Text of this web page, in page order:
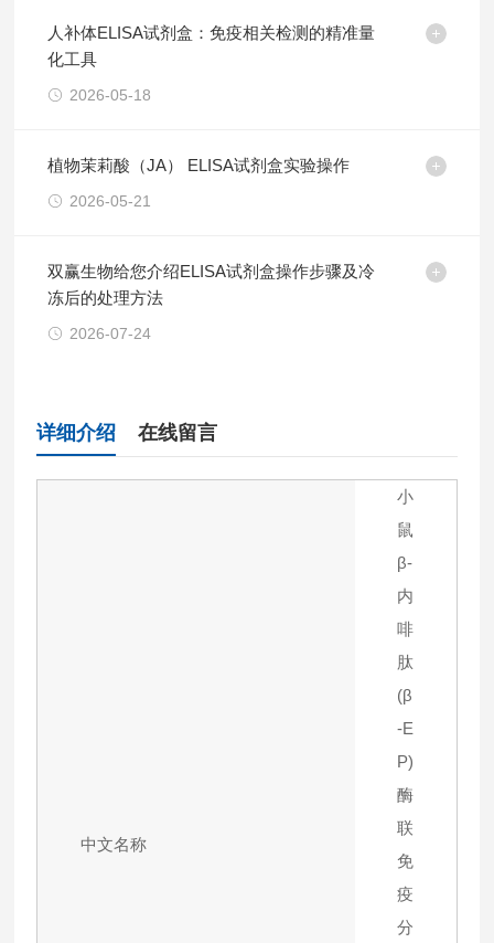
人补体ELISA试剂盒：免疫相关检测的精准量
化工具
2026-05-18
植物茉莉酸（JA） ELISA试剂盒实验操作
2026-05-21
双赢生物给您介绍ELISA试剂盒操作步骤及冷
冻后的处理方法
2026-07-24
详细介绍 在线留言
中文名称
小
鼠
β-
内
啡
肽
(β
-E
P)
酶
联
免
疫
分